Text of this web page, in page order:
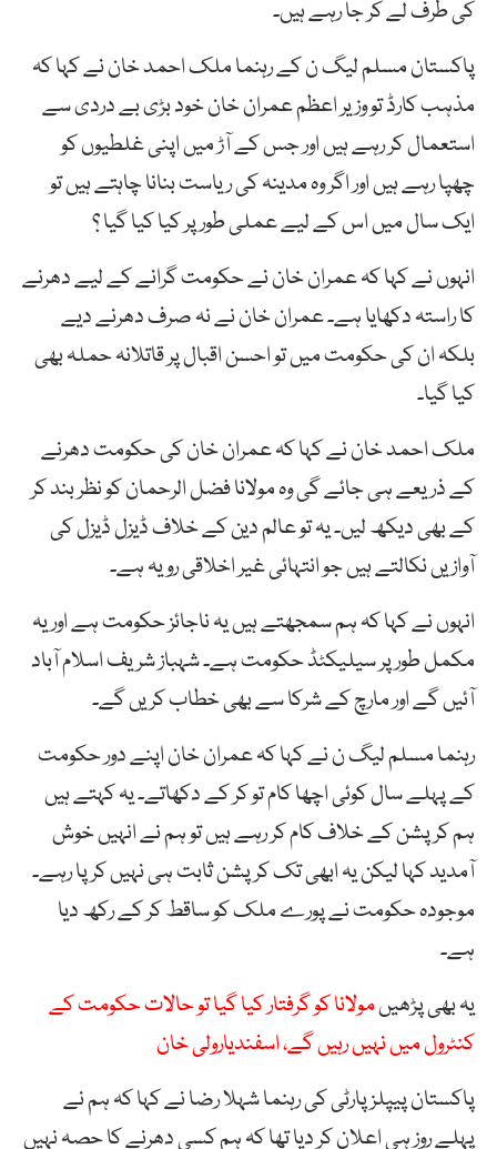
کی طرف لے کر جا رہے ہیں۔
پاکستان مسلم لیگ ن کے رہنما ملک احمد خان نے کہا کہ
مذہب کارڈ تو وزیر اعظم عمران خان خود بڑی بے دردی سے
استعمال کر رہے ہیں اور جس کے آڑ میں اپنی غلطیوں کو
چھپا رہے ہیں اور اگر وہ مدینہ کی ریاست بنانا چاہتے ہیں تو
ایک سال میں اس کے لیے عملی طور پر کیا کیا گیا ؟
انہوں نے کہا کہ عمران خان نے حکومت گرانے کے لیے دھرنے
کا راستہ دکھایا ہے۔ عمران خان نے نہ صرف دھرنے دیے
بلکہ ان کی حکومت میں تو احسن اقبال پر قاتلانہ حملہ بھی
کیا گیا۔
ملک احمد خان نے کہا کہ عمران خان کی حکومت دھرنے
کے ذریعے ہی جائے گی وہ مولانا فضل الرحمان کو نظر بند کر
کے بھی دیکھ لیں۔ یہ تو عالم دین کے خلاف ڈیزل ڈیزل کی
آوازیں نکالتے ہیں جو انتہائی غیر اخلاقی رویہ ہے۔
انہوں نے کہا کہ ہم سمجھتے ہیں یہ ناجائز حکومت ہے اور یہ
مکمل طور پر سیلیکٹڈ حکومت ہے۔ شہباز شریف اسلام آباد
آئیں گے اور مارچ کے شرکا سے بھی خطاب کریں گے۔
رہنما مسلم لیگ ن نے کہا کہ عمران خان اپنے دور حکومت
کے پہلے سال کوئی اچھا کام تو کر کے دکھاتے۔ یہ کہتے ہیں
ہم کرپشن کے خلاف کام کر رہے ہیں تو ہم نے انہیں خوش
آمدید کہا لیکن یہ ابھی تک کرپشن ثابت ہی نہیں کر پا رہے۔
موجودہ حکومت نے پورے ملک کو ساقط کر کے رکھ دیا
ہے۔
یہ بھی پڑھیںمولانا کو گرفتار کیا گیا تو حالات حکومت کے
کنٹرول میں نہیں رہیں گے، اسفندیارولی خان
پاکستان پیپلز پارٹی کی رہنما شہلا رضا نے کہا کہ ہم نے
پہلے روز ہی اعلان کر دیا تھا کہ ہم کسی دھرنے کا حصہ نہیں